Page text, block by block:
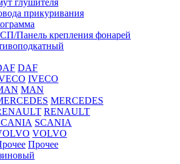
глушителя
прикуривания
Панель крепления фонарей
DAF
IVECO
MAN
MERCEDES
RENAULT
SCANIA
VOLVO
Прочее